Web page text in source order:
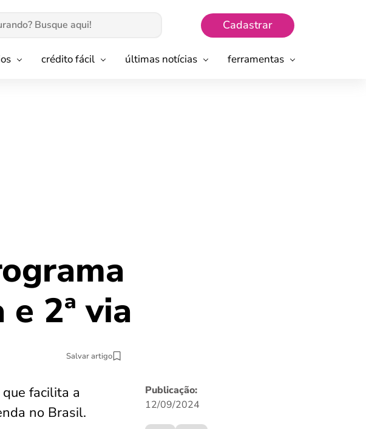
Cadastrar
crédito fácil últimas notícias ferramentas
2ª via
Salvar artigo
facilita a
no Brasil.
Publicação:
12/09/2024